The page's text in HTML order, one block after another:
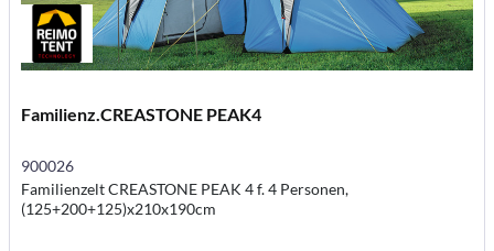
Familienz.CREASTONE PEAK4
900026
Familienzelt CREASTONE PEAK 4 f. 4 Personen,
(125+200+125)x210x190cm